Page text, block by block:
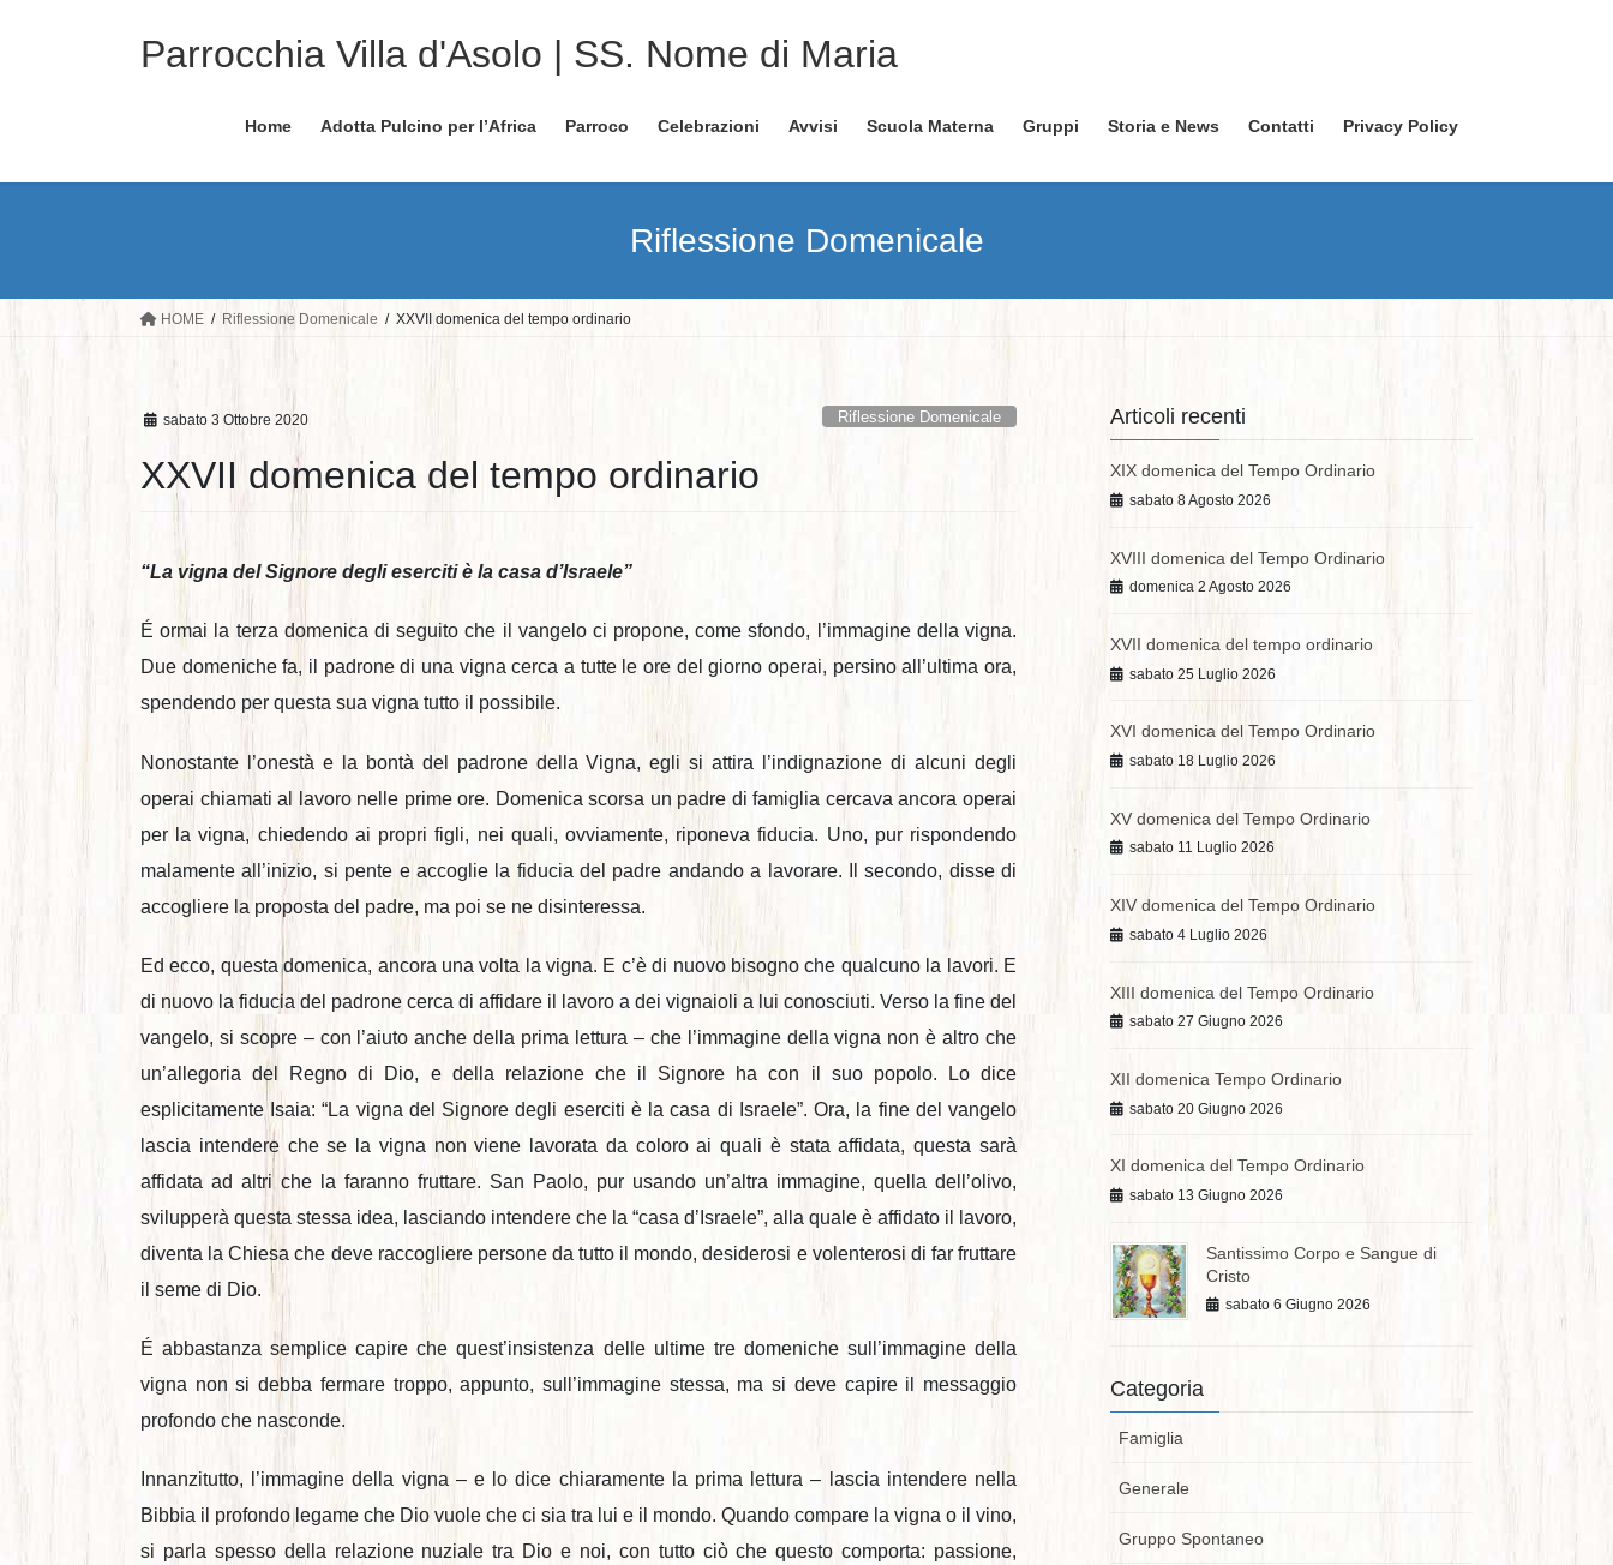
Parrocchia Villa d'Asolo | SS. Nome di Maria
Home Adotta Pulcino per l’Africa Parroco Celebrazioni Avvisi Scuola Materna Gruppi Storia e News Contatti Privacy Policy
Riflessione Domenicale
HOME Riflessione Domenicale XXVII domenica del tempo ordinario
sabato 3 Ottobre 2020 Riflessione Domenicale
XXVII domenica del tempo ordinario
“La vigna del Signore degli eserciti è la casa d’Israele”
É ormai la terza domenica di seguito che il vangelo ci propone, come sfondo, l’immagine della vigna.
Due domeniche fa, il padrone di una vigna cerca a tutte le ore del giorno operai, persino all’ultima ora,
spendendo per questa sua vigna tutto il possibile.
Nonostante l’onestà e la bontà del padrone della Vigna, egli si attira l’indignazione di alcuni degli
operai chiamati al lavoro nelle prime ore. Domenica scorsa un padre di famiglia cercava ancora operai
per la vigna, chiedendo ai propri figli, nei quali, ovviamente, riponeva fiducia. Uno, pur rispondendo
malamente all’inizio, si pente e accoglie la fiducia del padre andando a lavorare. Il secondo, disse di
accogliere la proposta del padre, ma poi se ne disinteressa.
Ed ecco, questa domenica, ancora una volta la vigna. E c’è di nuovo bisogno che qualcuno la lavori. E
di nuovo la fiducia del padrone cerca di affidare il lavoro a dei vignaioli a lui conosciuti. Verso la fine del
vangelo, si scopre – con l’aiuto anche della prima lettura – che l’immagine della vigna non è altro che
un’allegoria del Regno di Dio, e della relazione che il Signore ha con il suo popolo. Lo dice
esplicitamente Isaia: “La vigna del Signore degli eserciti è la casa di Israele”. Ora, la fine del vangelo
lascia intendere che se la vigna non viene lavorata da coloro ai quali è stata affidata, questa sarà
affidata ad altri che la faranno fruttare. San Paolo, pur usando un’altra immagine, quella dell’olivo,
svilupperà questa stessa idea, lasciando intendere che la “casa d’Israele”, alla quale è affidato il lavoro,
diventa la Chiesa che deve raccogliere persone da tutto il mondo, desiderosi e volenterosi di far fruttare
il seme di Dio.
É abbastanza semplice capire che quest’insistenza delle ultime tre domeniche sull’immagine della
vigna non si debba fermare troppo, appunto, sull’immagine stessa, ma si deve capire il messaggio
profondo che nasconde.
Innanzitutto, l’immagine della vigna – e lo dice chiaramente la prima lettura – lascia intendere nella
Bibbia il profondo legame che Dio vuole che ci sia tra lui e il mondo. Quando compare la vigna o il vino,
si parla spesso della relazione nuziale tra Dio e noi, con tutto ciò che questo comporta: passione,
Articoli recenti
XIX domenica del Tempo Ordinario
sabato 8 Agosto 2026
XVIII domenica del Tempo Ordinario
domenica 2 Agosto 2026
XVII domenica del tempo ordinario
sabato 25 Luglio 2026
XVI domenica del Tempo Ordinario
sabato 18 Luglio 2026
XV domenica del Tempo Ordinario
sabato 11 Luglio 2026
XIV domenica del Tempo Ordinario
sabato 4 Luglio 2026
XIII domenica del Tempo Ordinario
sabato 27 Giugno 2026
XII domenica Tempo Ordinario
sabato 20 Giugno 2026
XI domenica del Tempo Ordinario
sabato 13 Giugno 2026
Santissimo Corpo e Sangue di
Cristo
sabato 6 Giugno 2026
Categoria
Famiglia
Generale
Gruppo Spontaneo